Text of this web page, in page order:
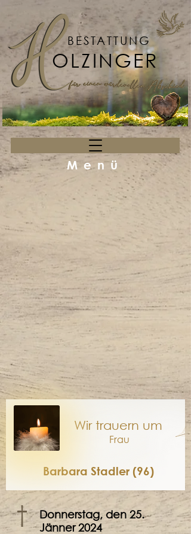
Menü
BESTATTUNG
OLZINGER
Wir trauern um
Barbara Stadler (96)
Frau
Donnerstag, den 25.
Jänner 2024
†